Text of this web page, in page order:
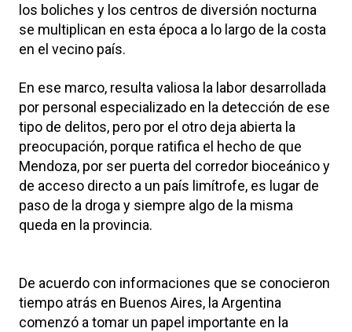
los boliches y los centros de diversión nocturna
se multiplican en esta época a lo largo de la costa
en el vecino país.
En ese marco, resulta valiosa la labor desarrollada
por personal especializado en la detección de ese
tipo de delitos, pero por el otro deja abierta la
preocupación, porque ratifica el hecho de que
Mendoza, por ser puerta del corredor bioceánico y
de acceso directo a un país limítrofe, es lugar de
paso de la droga y siempre algo de la misma
queda en la provincia.
De acuerdo con informaciones que se conocieron
tiempo atrás en Buenos Aires, la Argentina
comenzó a tomar un papel importante en la